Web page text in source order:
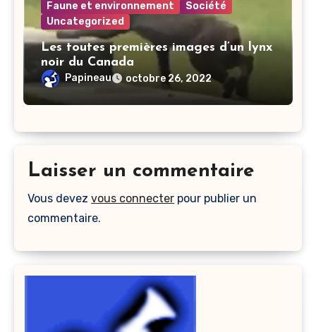
Faune et environnement
Société
Uncategorized
Les toutes premières images d’un lynx
noir du Canada
Papineau octobre 26, 2022
Laisser un commentaire
Vous devezvous connecter pour publier un
commentaire.